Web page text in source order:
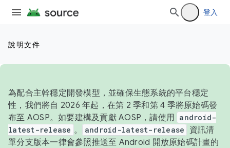
登入
說明文件
為配合主幹穩定開發模型，並確保生態系統的平台穩定
性，我們將自 2026 年起，在第 2 季和第 4 季將原始碼發
布至 AOSP。如要建構及貢獻 AOSP，請使用 android-
latest-release 。 android-latest-release
資訊清
單分支版本一律會參照推送至 Android 開放原始碼計畫的